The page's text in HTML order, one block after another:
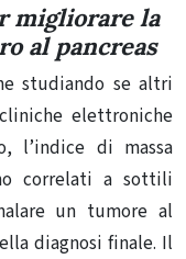
migliorare la
al pancreas
studiando se altri
elettroniche
l’indice di massa
correlati a sottili
un tumore al
diagnosi finale. Il